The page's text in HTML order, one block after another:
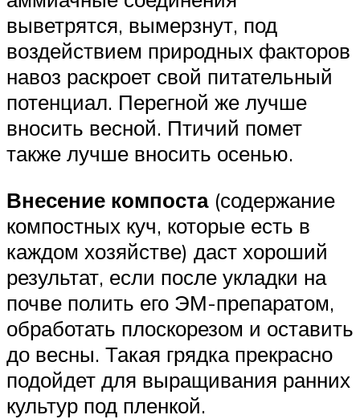
выветрятся, вымерзнут, под
воздействием природных факторов
навоз раскроет свой питательный
потенциал. Перегной же лучше
вносить весной. Птичий помет
также лучше вносить осенью.
Внесение компоста(содержание
компостных куч, которые есть в
каждом хозяйстве) даст хороший
результат, если после укладки на
почве полить его ЭМ-препаратом,
обработать плоскорезом и оставить
до весны. Такая грядка прекрасно
подойдет для выращивания ранних
культур под пленкой.